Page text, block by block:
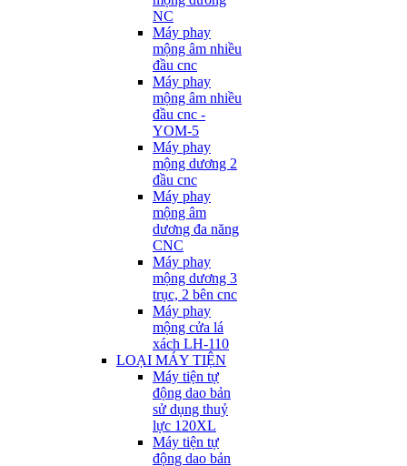
NC
Máy phay
mộng âm nhiều
đầu cnc
Máy phay
mộng âm nhiều
đầu cnc -
YOM-5
Máy phay
mộng dương 2
đầu cnc
Máy phay
mộng âm
dương đa năng
CNC
Máy phay
mộng dương 3
trục, 2 bên cnc
Máy phay
mộng cửa lá
xách LH-110
LOẠI MÁY TIỆN
Máy tiện tự
động dao bản
sử dụng thuỷ
lực 120XL
Máy tiện tự
động dao bản